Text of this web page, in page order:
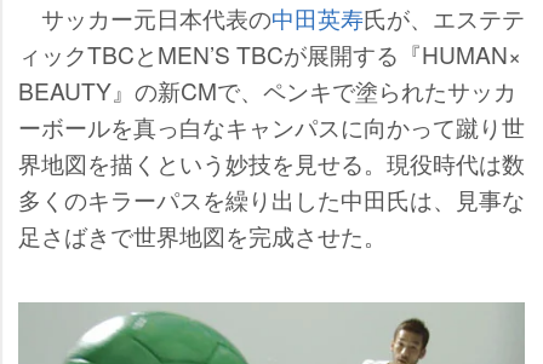
サッカー元日本代表の中田英寿氏が、エステテ
ィックTBCとMEN’S TBCが展開する『HUMAN×
BEAUTY』の新CMで、ペンキで塗られたサッカ
ーボールを真っ白なキャンパスに向かって蹴り世
界地図を描くという妙技を見せる。現役時代は数
多くのキラーパスを繰り出した中田氏は、見事な
足さばきで世界地図を完成させた。